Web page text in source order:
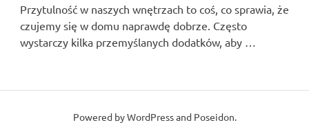
Przytulność w naszych wnętrzach to coś, co sprawia, że
czujemy się w domu naprawdę dobrze. Często
wystarczy kilka przemyślanych dodatków, aby …
Powered byWordPressand Poseidon.